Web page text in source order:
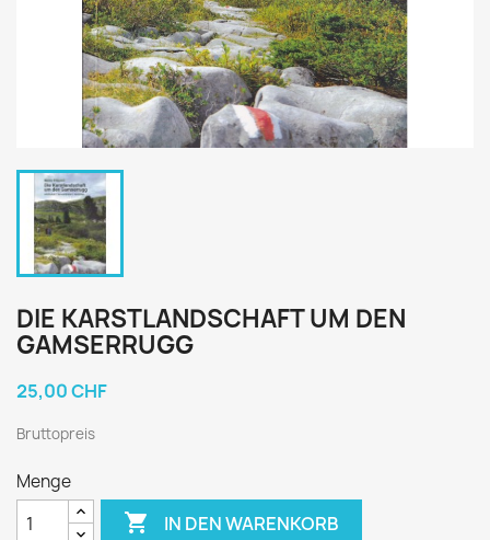
DIE KARSTLANDSCHAFT UM DEN
GAMSERRUGG
25,00 CHF
Bruttopreis
Menge
 IN DEN WARENKORB